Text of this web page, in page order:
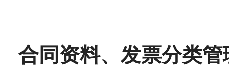
合同资料、发票分类管